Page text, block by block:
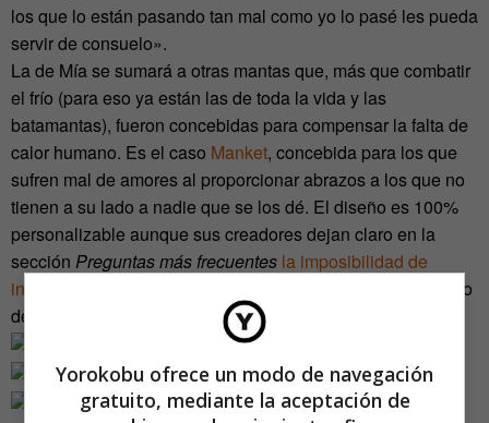
los que lo están pasando tan mal como yo lo pasé les pueda
servir de consuelo».
La de Mía se sumará a otras mantas que, más que combatir
el frío (para eso ya están las de toda la vida y las
batamantas), fueron concebidas para compensar la falta de
calor humano. Es el caso Manket, concebida para los que
sufren mal de amores al proporcionar abrazos a los que no
tienen a su lado a nadie que se los dé. El diseño es 100%
personalizable aunque sus creadores dejan claro en la
sección Preguntas más frecuentes la imposibilidad de
incorporar accesorios que no sean bidimensionales
por eso
de no desentonar con la estética de la manta…
Yorokobu ofrece un modo de navegación
gratuito, mediante la aceptación de